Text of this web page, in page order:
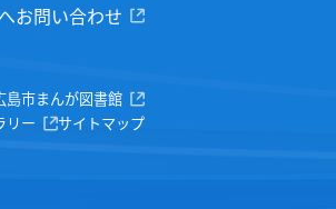
お問い合わせ
島市まんが図書館
リー
サイトマップ